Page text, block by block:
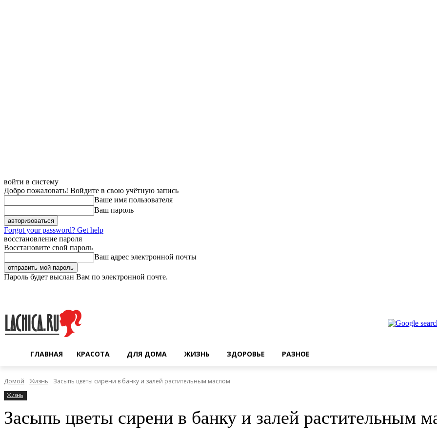
войти в систему
Добро пожаловать! Войдите в свою учётную запись
Ваше имя пользователя
Ваш пароль
Forgot your password? Get help
восстановление пароля
Восстановите свой пароль
Ваш адрес электронной почты
Пароль будет выслан Вам по электронной почте.
ГЛАВНАЯ КРАСОТА ДЛЯ ДОМА ЖИЗНЬ ЗДОРОВЬЕ РАЗНОЕ
Домой Жизнь Засыпь цветы сирени в банку и залей растительным маслом
Жизнь
Засыпь цветы сирени в банку и залей растительным